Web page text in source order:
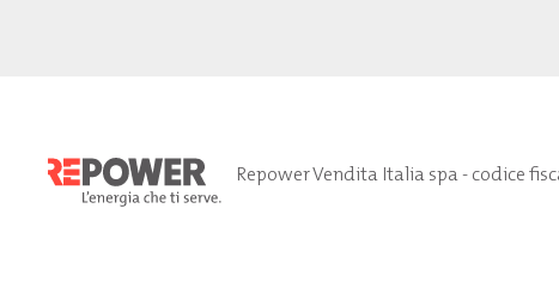
Repower Vendita Italia spa - codice